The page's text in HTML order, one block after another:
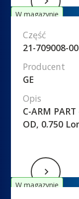
W magazynie
Część
21-709008-00
Producent
GE
Opis
C-ARM
OD, 0.750
W magazynie